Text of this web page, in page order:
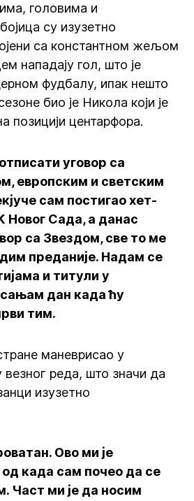
головима и
су изузетно
са константном жељом
нападају гол, што је
фудбалу, ипак нешто
био је Никола који је
позицији центарфора.
уговор са
европским и светским
сам постигао хет-
Новог Сада, а данас
са Звездом, све то ме
преданије. Надам се
и титули у
дан када ћу
тим.
маневрисао у
реда, што значи да
изузетно
Ово ми је
од када сам почео да се
Част ми је да носим